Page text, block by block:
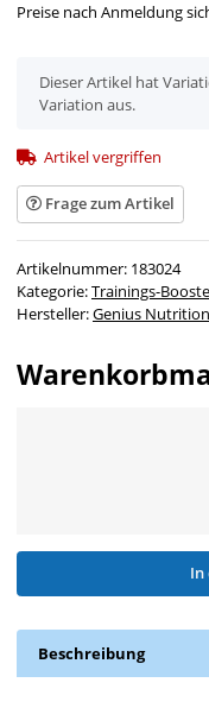
Preise nach Anmeldung
x
Dieser Artikel hat
Variation aus.
Artikel vergriffen
Frage zum Artikel
Artikelnummer: 183024
Kategorie:Trainings-
Hersteller:Genius Nutrition
In
Beschreibung